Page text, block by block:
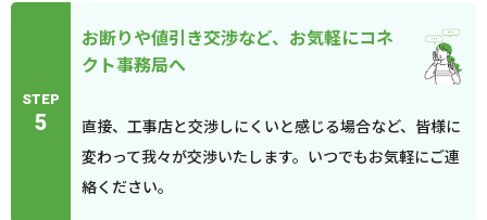
STEP
5
お断りや値引き交渉など、お気軽にコネ
クト事務局へ
直接、工事店と交渉しにくいと感じる場合など、皆様に
変わって我々が交渉いたします。いつでもお気軽にご連
絡ください。